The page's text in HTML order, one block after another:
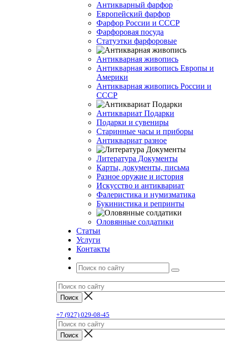
Антикварный фарфор
Европейский фарфор
Фарфор России и СССР
Фарфоровая посуда
Статуэтки фарфоровые
Антикварная живопись
Антикварная живопись Европы и
Америки
Антикварная живопись России и
СССР
Антиквариат Подарки
Подарки и сувениры
Старинные часы и приборы
Антиквариат разное
Литература Документы
Карты, документы, письма
Разное оружие и история
Искусство и антиквариат
Фалеристика и нумизматика
Букинистика и репринты
Оловянные солдатики
Статьи
Услуги
Контакты
+7 (927) 029-08-45